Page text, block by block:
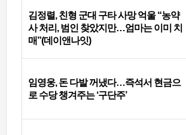
김정렬, 친형 군대 구타 사망 억울 “농약
사 처리, 범인 찾았지만…엄마는 이미 치
매”(데이앤나잇)
임영웅, 돈 다발 꺼냈다…즉석서 현금으
로 수당 챙겨주는 ‘구단주’